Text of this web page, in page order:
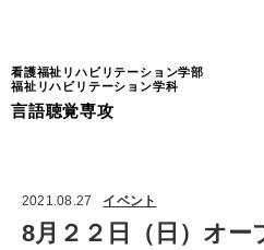
看護福祉リハビリテーション学部
福祉リハビリテーション学科
言語聴覚専攻
2021.08.27 イベント
8月２２日（日）オ